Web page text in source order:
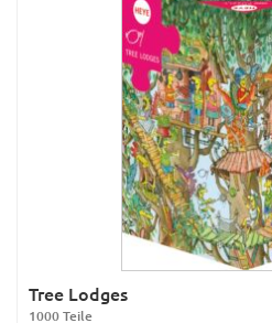
Tree Lodges
1000 Teile